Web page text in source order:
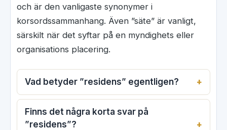
och är den vanligaste synonymer i
korsordssammanhang. Även ”säte” är vanligt,
särskilt när det syftar på en myndighets eller
organisations placering.
Vad betyder ”residens” egentligen?
Finns det några korta svar på
”residens”?